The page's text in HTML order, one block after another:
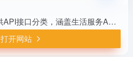
为广大用户提供API接口分类，涵盖生活服务API、金融科技API、企业工商API、等相关的API接口服务。免费API接口可安全、合规地连接上下游，为数据API应用能力赋能。，包含详细接口文档、在线调试功能。ALAPI提供稳定可靠的API服务。
打开网站